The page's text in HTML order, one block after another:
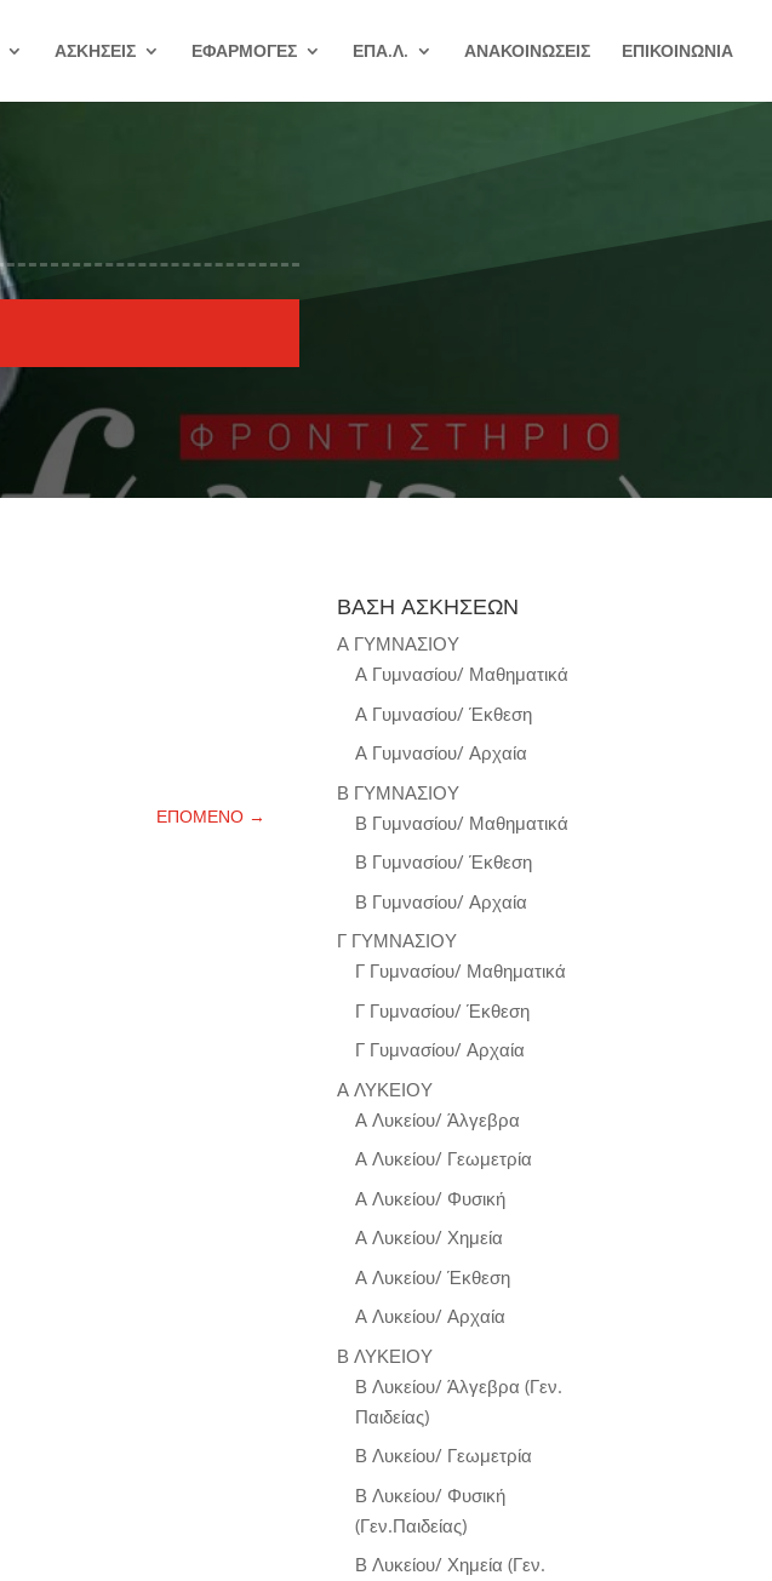
ΑΣΚΗΣΕΙΣ ΕΦΑΡΜΟΓΕΣ ΕΠΑ.Λ. ΑΝΑΚΟΙΝΩΣΕΙΣ ΕΠΙΚΟΙΝΩΝΙΑ
ΕΠΟΜΕΝΟ →
ΒΑΣΗ ΑΣΚΗΣΕΩΝ
Α ΓΥΜΝΑΣΙΟΥ
Α Γυμνασίου/ Μαθηματικά
Α Γυμνασίου/ Έκθεση
Α Γυμνασίου/ Αρχαία
Β ΓΥΜΝΑΣΙΟΥ
Β Γυμνασίου/ Μαθηματικά
Β Γυμνασίου/ Έκθεση
Β Γυμνασίου/ Αρχαία
Γ ΓΥΜΝΑΣΙΟΥ
Γ Γυμνασίου/ Μαθηματικά
Γ Γυμνασίου/ Έκθεση
Γ Γυμνασίου/ Αρχαία
Α ΛΥΚΕΙΟΥ
Α Λυκείου/ Άλγεβρα
Α Λυκείου/ Γεωμετρία
Α Λυκείου/ Φυσική
Α Λυκείου/ Χημεία
Α Λυκείου/ Έκθεση
Α Λυκείου/ Αρχαία
Β ΛΥΚΕΙΟΥ
Β Λυκείου/ Άλγεβρα (Γεν.
Παιδείας)
Β Λυκείου/ Γεωμετρία
Β Λυκείου/ Φυσική
(Γεν.Παιδείας)
Β Λυκείου/ Χημεία (Γεν.